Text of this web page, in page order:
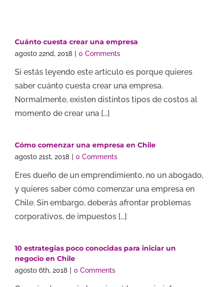
Cuánto cuesta crear una empresa
agosto 22nd, 2018 0 Comments
Si estás leyendo este artículo es porque quieres
saber cuánto cuesta crear una empresa.
Normalmente, existen distintos tipos de costos al
momento de crear una [...]
Cómo comenzar una empresa en Chile
agosto 21st, 2018 0 Comments
Eres dueño de un emprendimiento, no un abogado,
y quieres saber cómo comenzar una empresa en
Chile. Sin embargo, deberás afrontar problemas
corporativos, de impuestos [...]
10 estrategias poco conocidas para iniciar un
negocio en Chile
agosto 6th, 2018 0 Comments